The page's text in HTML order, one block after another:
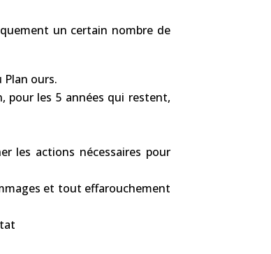
un certain nombre de
Plan ours.
pour les 5 années qui restent,
les actions nécessaires pour
et tout effarouchement